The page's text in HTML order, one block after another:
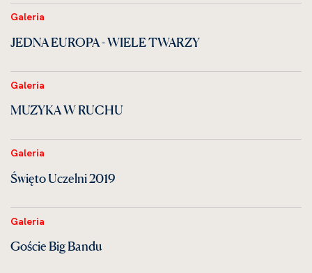
Galeria
JEDNA EUROPA - WIELE TWARZY
Galeria
MUZYKA W RUCHU
Galeria
Święto Uczelni 2019
Galeria
Goście Big Bandu